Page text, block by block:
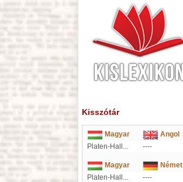
Kisszótár
Magyar
Angol
Platen-Hall...
----
Magyar
Német
Platen-Hall...
----